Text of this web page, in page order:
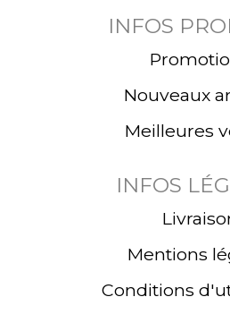
INFOS
Nouveaux
Meilleures
INFOS
Mentions
Conditions